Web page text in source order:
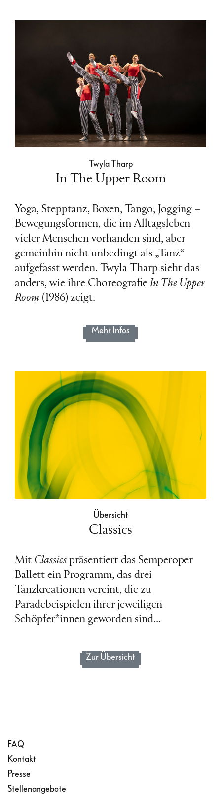
Twyla Tharp
In The Upper Room
Yoga, Stepptanz, Boxen, Tango, Jogging –
Bewegungsformen, die im Alltagsleben
vieler Menschen vorhanden sind, aber
gemeinhin nicht unbedingt als „Tanz“
aufgefasst werden. Twyla Tharp sieht das
anders, wie ihre Choreografie In The Upper
Room (1986) zeigt.
Mehr Infos
Übersicht
Classics
Mit Classics präsentiert das Semperoper
Ballett ein Programm, das drei
Tanzkreationen vereint, die zu
Paradebeispielen ihrer jeweiligen
Schöpfer*innen geworden sind...
Zur Übersicht
FAQ
Kontakt
Presse
Stellenangebote